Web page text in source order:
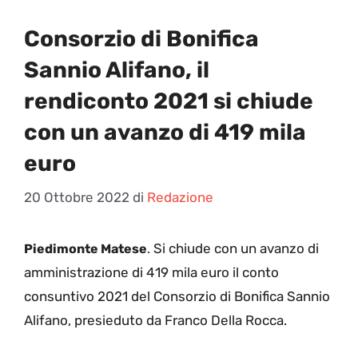
Consorzio di Bonifica
Sannio Alifano, il
rendiconto 2021 si chiude
con un avanzo di 419 mila
euro
20 Ottobre 2022 di Redazione
Piedimonte Matese. Si chiude con un avanzo di
amministrazione di 419 mila euro il conto
consuntivo 2021 del Consorzio di Bonifica Sannio
Alifano, presieduto da Franco Della Rocca.